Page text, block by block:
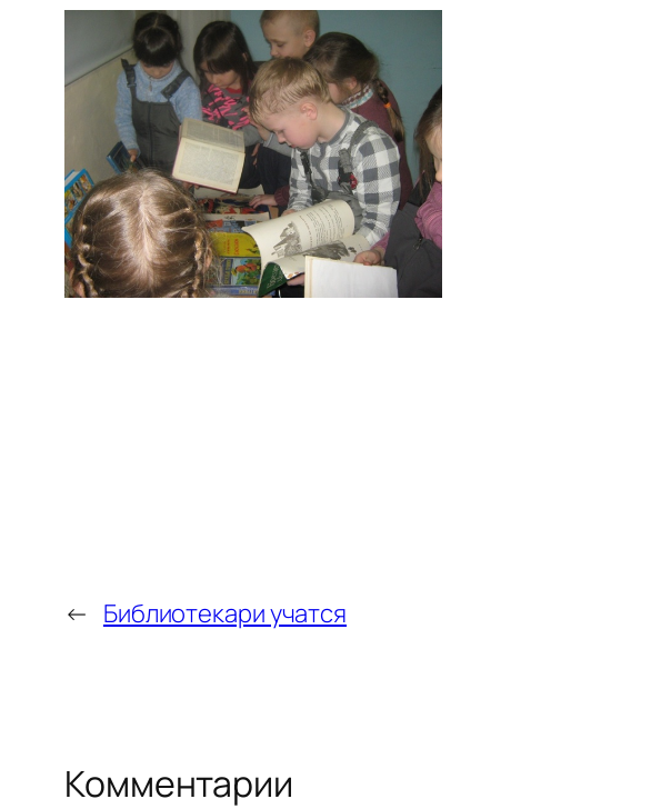
← Библиотекари учатся
Комментарии